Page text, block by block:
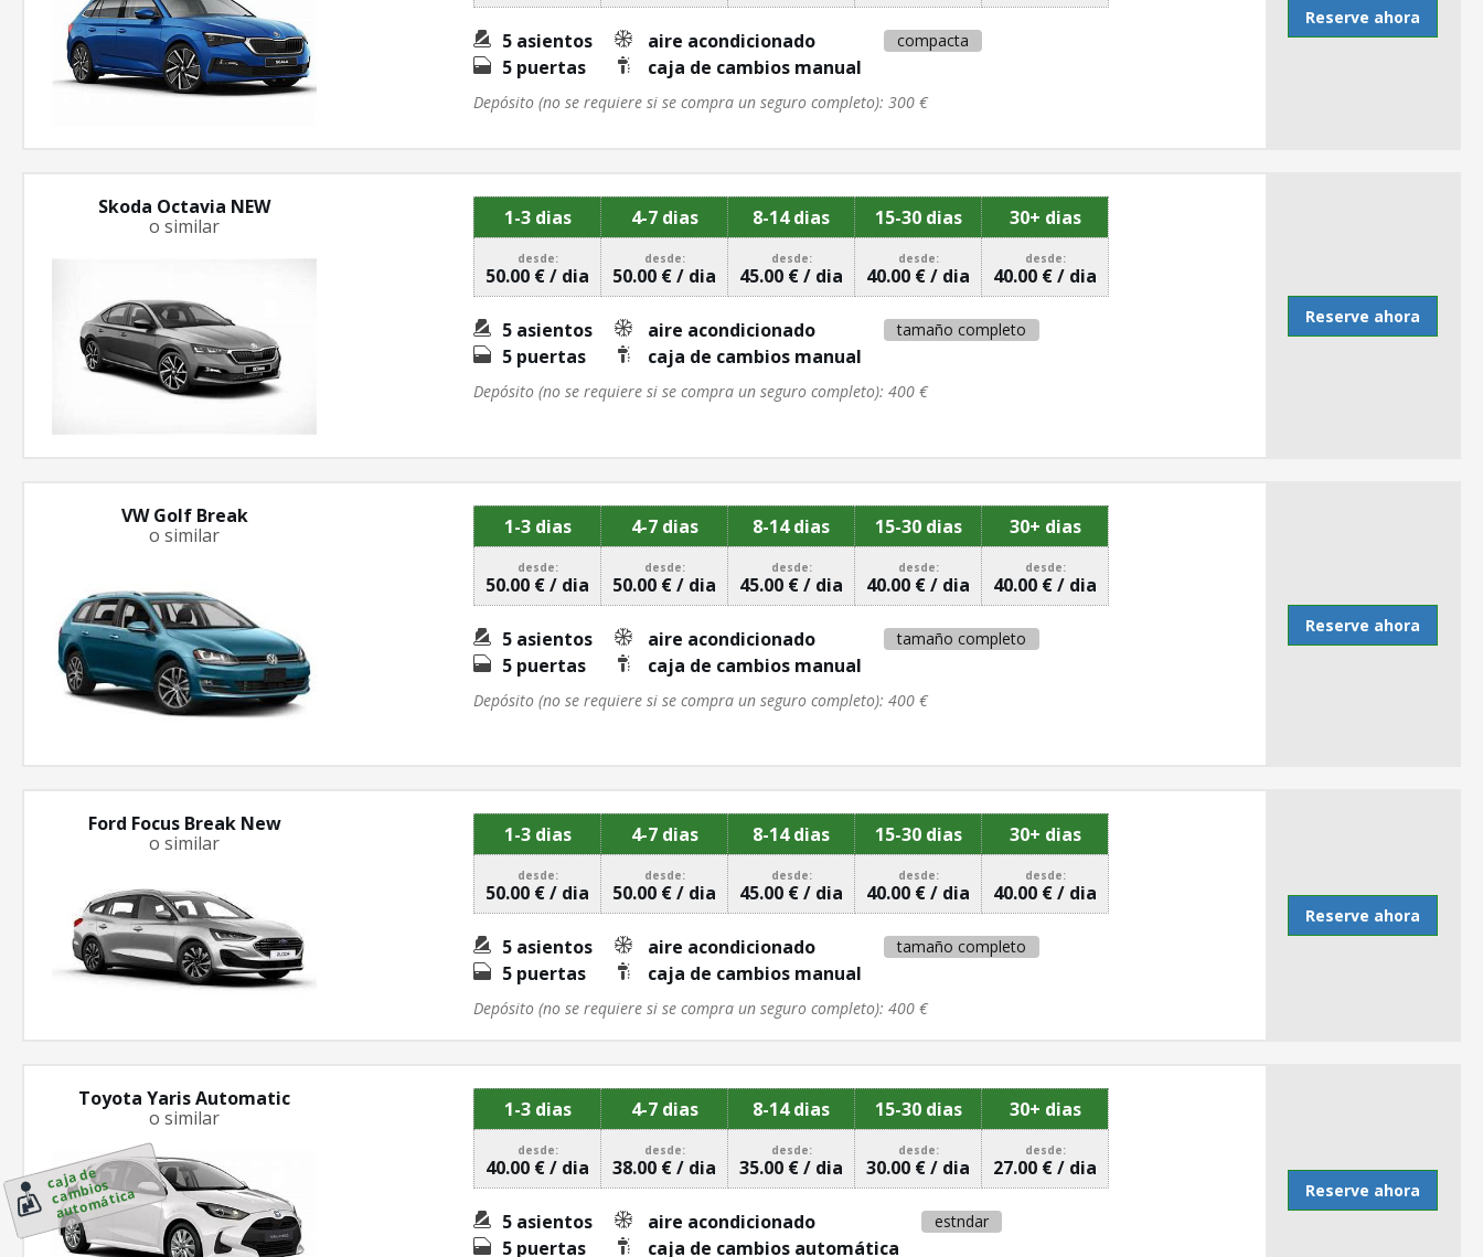
5 asientos
5 puertas
aire acondicionado
caja de cambios manual
compacta
Depósito (no se requiere si se compra un seguro completo): 300 €
Reserve ahora
Skoda Octavia NEW
o similar
1-3 dias 4-7 dias 8-14 dias 15-30 dias 30+ dias
desde:
50.00 € / dia
desde:
50.00 € / dia
desde:
45.00 € / dia
desde:
40.00 € / dia
desde:
40.00 € / dia
5 asientos
5 puertas
aire acondicionado
caja de cambios manual
tamaño completo
Depósito (no se requiere si se compra un seguro completo): 400 €
Reserve ahora
VW Golf Break
o similar
1-3 dias 4-7 dias 8-14 dias 15-30 dias 30+ dias
desde:
50.00 € / dia
desde:
50.00 € / dia
desde:
45.00 € / dia
desde:
40.00 € / dia
desde:
40.00 € / dia
5 asientos
5 puertas
aire acondicionado
caja de cambios manual
tamaño completo
Depósito (no se requiere si se compra un seguro completo): 400 €
Reserve ahora
Ford Focus Break New
o similar
1-3 dias 4-7 dias 8-14 dias 15-30 dias 30+ dias
desde:
50.00 € / dia
desde:
50.00 € / dia
desde:
45.00 € / dia
desde:
40.00 € / dia
desde:
40.00 € / dia
5 asientos
5 puertas
aire acondicionado
caja de cambios manual
tamaño completo
Depósito (no se requiere si se compra un seguro completo): 400 €
Reserve ahora
Toyota Yaris Automatic
o similar
c
aj
a
d
e
c
a
m
bi
os
a
ut
o
m
átic
a
1-3 dias 4-7 dias 8-14 dias 15-30 dias 30+ dias
desde:
40.00 € / dia
desde:
38.00 € / dia
desde:
35.00 € / dia
desde:
30.00 € / dia
desde:
27.00 € / dia
5 asientos
5 puertas
aire acondicionado
caja de cambios automática
estndar
Reserve ahora